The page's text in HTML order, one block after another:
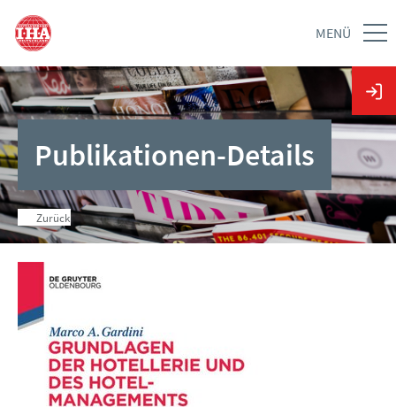
MENÜ
Publikationen-Details
Zurück